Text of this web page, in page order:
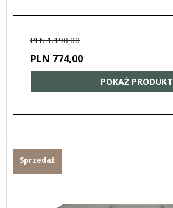
PLN 1.190,00
PLN 774,00
POKAŻ PRODUKT
Sprzedaż